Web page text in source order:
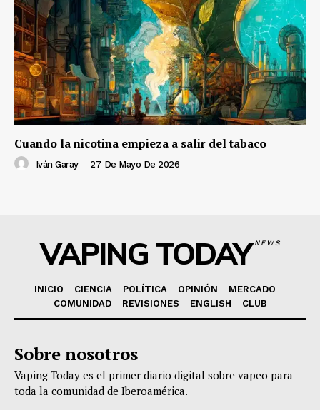
Cuando la nicotina empieza a salir del tabaco
Iván Garay - 27 De Mayo De 2026
VAPING TODAYNEWS
INICIO CIENCIA POLÍTICA OPINIÓN
MERCADO
COMUNIDAD
REVISIONES ENGLISH CLUB
Sobre nosotros
Vaping Today es el primer diario digital sobre vapeo para
toda la comunidad de Iberoamérica.